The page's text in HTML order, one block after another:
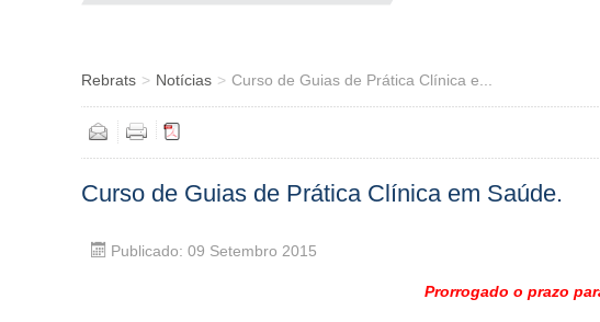
Rebrats > Notícias > Curso de Guias de Prática Clínica e...
Curso de Guias de Prática Clínica em Saúde.
Publicado: 09 Setembro 2015
Prorrogado o prazo